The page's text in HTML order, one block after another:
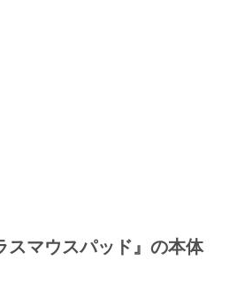
スマウスパッド』の本体